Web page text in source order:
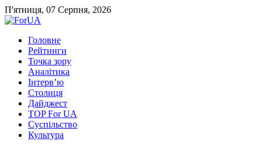
П'ятниця, 07 Серпня, 2026
Головне
Рейтинги
Точка зору
Аналітика
Інтерв’ю
Столиця
Дайджест
TOP For UA
Суспiльство
Культура